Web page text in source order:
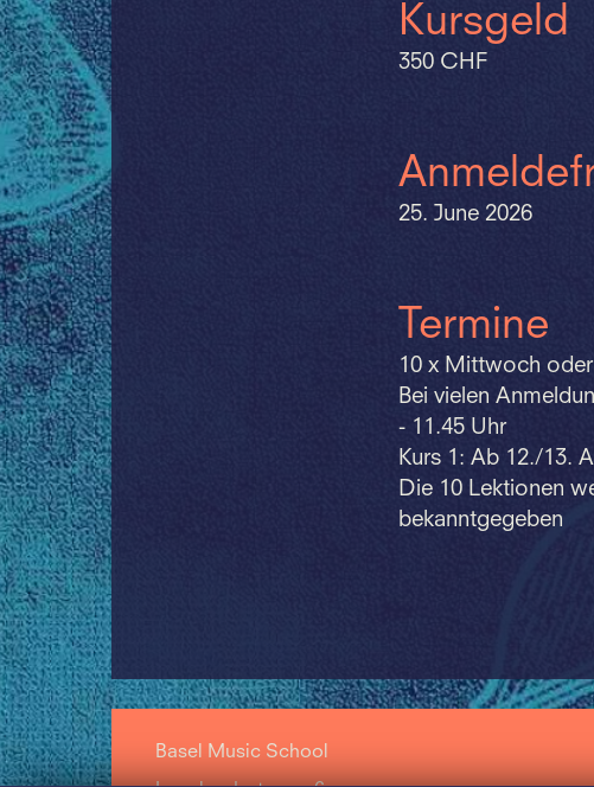
Kursgeld
350 CHF
25. June 2026
Termine
10 x Mittwoch
Bei vielen
- 11.45 Uhr
Kurs 1: Ab 12./13.
Die 10 Lektionen
bekanntgegeben
Basel Music School